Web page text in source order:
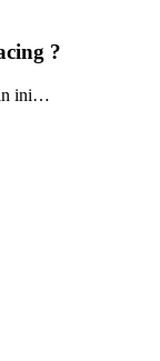
?
ini…